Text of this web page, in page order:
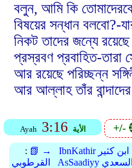
বলুন, আমি কি
বিষয়ের সন্ধান বলবো?-
নিকট তাদের জন্যে
প্রস্রবণ প্রবাহিত-তারা
আর রয়েছে পরিচ্ছন্ন
আর আল্লাহ তাঁর বান্দাদের
Ayah 3:16 الأية +/-
: 📗 → IbnKathir ابن كثير
القرطوبي
AsSaadiyy السعدي